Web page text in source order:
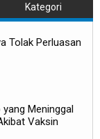
Kategori
Tolak Perluasan
Meninggal
Vaksin